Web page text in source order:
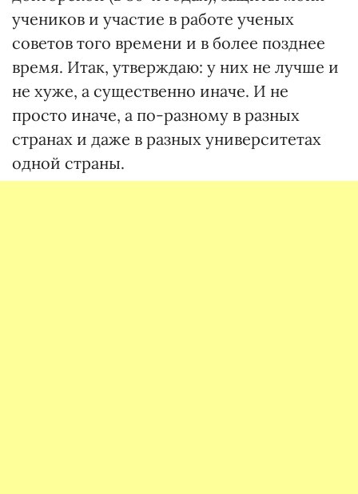
учеников и участие в работе ученых
советов того времени и в более позднее
время. Итак, утверждаю: у них не лучше и
не хуже, а существенно иначе. И не
просто иначе, а по-разному в разных
странах и даже в разных университетах
одной страны.